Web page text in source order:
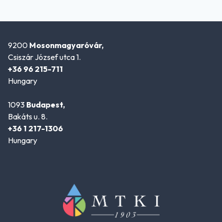
9200 Mosonmagyaróvár,
Csiszár József utca 1.
+36 96 215-711
Hungary
1093 Budapest,
Bakáts u. 8.
+36 1 217-1306
Hungary